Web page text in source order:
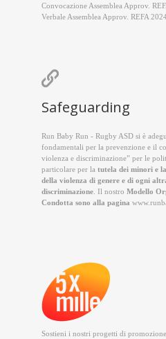
Convocazione Assemblea Approv.
Verbale Assemblea Approv. REFA

Safeguarding
Run Baby Run - Rugby ASD si è
fondamentali per la prevenzione e il
violenza e discriminazione” per le
particolare per la tutela dei minori e
della violenza di genere e di ogni
discriminazione . Il nostro Modello
Condotta sono alla pagina
Sostieni i nostri progetti di